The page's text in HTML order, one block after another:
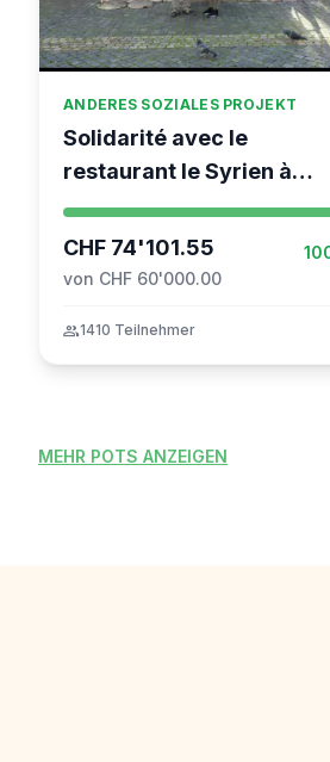
ANDERES SOZIALES PROJEKT
Solidarité avec le
restaurant le Syrien à
Vevey
CHF 74'101.55
von CHF 60'000.00
group1410 Teilnehmer
MEHR POTS ANZEIGEN